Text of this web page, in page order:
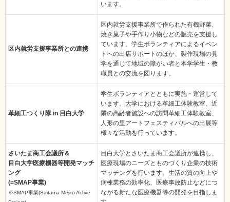
います。
区内就労支援事業所との連携
区内就労支援事業所で作られた有機野菜、
焼き菓子や手作り小物などの販売を支援し
ています。学生ボランティアによるイベン
トへの出店サポートのほか、製作現場の見
学を通じて地域の障がい者と本学学生・教
職員との交流を図ります。
革細工つくり隊 in 目白大学
学生ボランティアとともに実施・運営して
います。大学における革細工体験教室、近
隣の高齢者施設への訪問革細工体験教室、
人形の里アートフェスティバルへの出展等
様々な活動を行っています。
さいたま商工会議所＆
目白大学医療機器等開発マッチ
ング
(=SMAP事業)
※SMAP事業(Saitama Mejiro Active
目白大学とさいたま商工会議所が連携し、
医療現場のニーズとものづくり企業の技術
マッチングを行います。生活の質の向上や
病棟業務の効率化、医療事故防止などにつ
ながる新たな医療機器等の開発を目指しま